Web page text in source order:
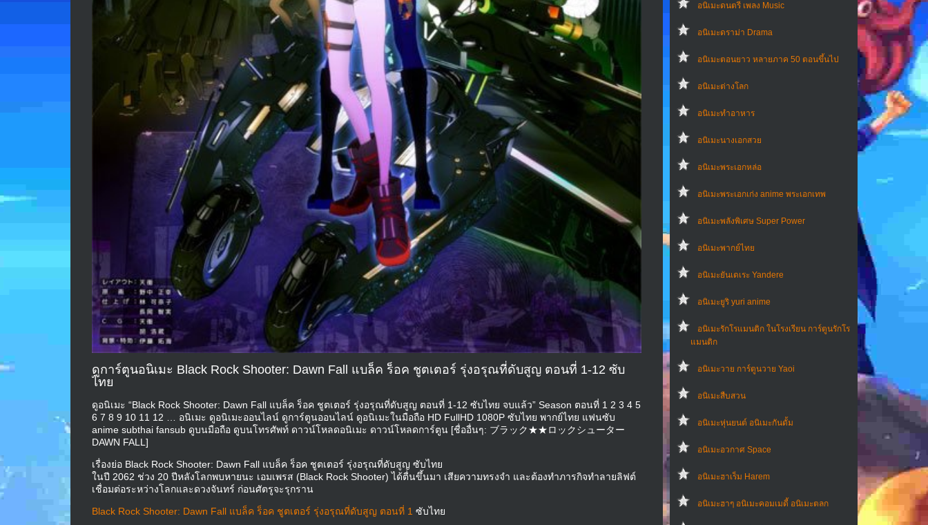
อนิเมะดนตรี เพลง Music
อนิเมะดราม่า Drama
อนิเมะตอนยาว หลายภาค 50 ตอนขึ้นไป
อนิเมะต่างโลก
อนิเมะทําอาหาร
อนิเมะนางเอกสวย
อนิเมะพระเอกหล่อ
อนิเมะพระเอกเก่ง anime พระเอกเทพ
อนิเมะพลังพิเศษ Super Power
อนิเมะพากย์ไทย
อนิเมะยันเดเระ Yandere
อนิเมะยูริ yuri anime
อนิเมะรักโรแมนติก ในโรงเรียน การ์ตูนรักโร
แมนติก
อนิเมะวาย การ์ตูนวาย Yaoi
อนิเมะสืบสวน
อนิเมะหุ่นยนต์ อนิเมะกันดั้ม
อนิเมะอวกาศ Space
อนิเมะฮาเร็ม Harem
อนิเมะฮาๆ อนิเมะคอมเมดี้ อนิเมะตลก
ดูการ์ตูนอนิเมะ Black Rock Shooter: Dawn Fall แบล็ค ร็อค ชูตเตอร์ รุ่งอรุณที่ดับสูญ ตอนที่ 1-12 ซับ
ไทย
ดูอนิเมะ “Black Rock Shooter: Dawn Fall แบล็ค ร็อค ชูตเตอร์ รุ่งอรุณที่ดับสูญ ตอนที่ 1-12 ซับไทย จบแล้ว” Season ตอนที่ 1 2 3 4 5
6 7 8 9 10 11 12 … อนิเมะ ดูอนิเมะออนไลน์ ดูการ์ตูนออนไลน์ ดูอนิเมะในมือถือ HD FullHD 1080P ซับไทย พากย์ไทย แฟนซับ
anime subthai fansub ดูบนมือถือ ดูบนโทรศัพท์ ดาวน์โหลดอนิเมะ ดาวน์โหลดการ์ตูน [ชื่ออื่นๆ: ブラック★★ロックシューター
DAWN FALL]
เรื่องย่อ Black Rock Shooter: Dawn Fall แบล็ค ร็อค ชูตเตอร์ รุ่งอรุณที่ดับสูญ ซับไทย
ในปี 2062 ช่วง 20 ปีหลังโลกพบหายนะ เอมเพรส (Black Rock Shooter) ได้ตื่นขึ้นมา เสียความทรงจำ และต้องทำภารกิจทำลายลิฟต์
เชื่อมต่อระหว่างโลกและดวงจันทร์ ก่อนศัตรูจะรุกราน
Black Rock Shooter: Dawn Fall แบล็ค ร็อค ชูตเตอร์ รุ่งอรุณที่ดับสูญ ตอนที่ 1 ซับไทย